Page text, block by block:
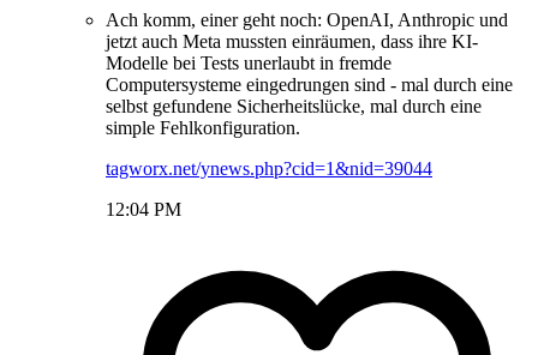
Ach komm, einer geht noch: OpenAI, Anthropic und
jetzt auch Meta mussten einräumen, dass ihre KI-
Modelle bei Tests unerlaubt in fremde
Computersysteme eingedrungen sind - mal durch eine
selbst gefundene Sicherheitslücke, mal durch eine
simple Fehlkonfiguration.
tagworx.net/ynews.php?cid=1&nid=39044
12:04 PM